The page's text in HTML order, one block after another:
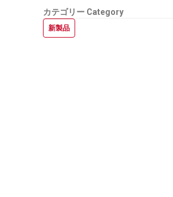
カテゴリー Category
新製品